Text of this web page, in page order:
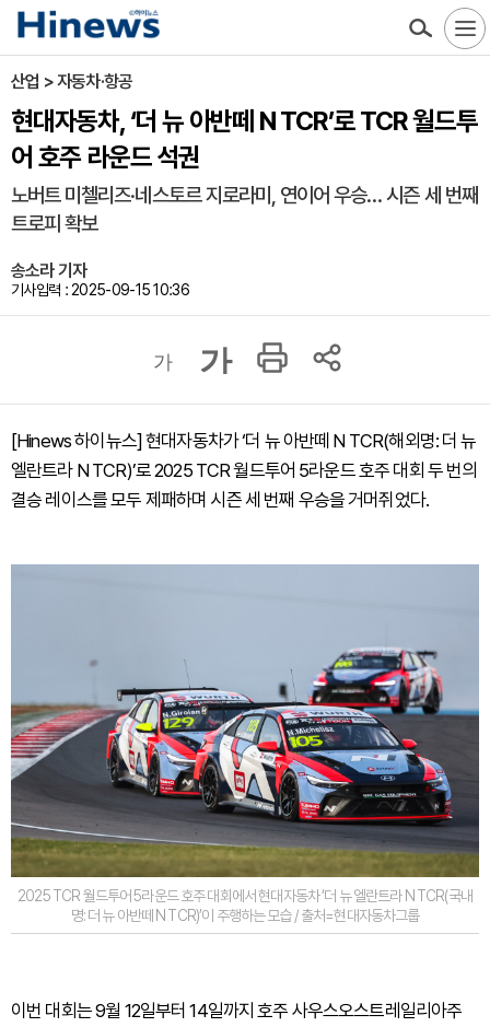
산업 > 자동차·항공
현대자동차, ‘더 뉴 아반떼 N TCR’로 TCR 월드투
어 호주 라운드 석권
노버트 미첼리즈·네스토르 지로라미, 연이어 우승… 시즌 세 번째
트로피 확보
송소라 기자
기사입력 : 2025-09-15 10:36
가 가
[Hinews 하이뉴스] 현대자동차가 ‘더 뉴 아반떼 N TCR(해외명: 더 뉴
엘란트라 N TCR)’로 2025 TCR 월드투어 5라운드 호주 대회 두 번의
결승 레이스를 모두 제패하며 시즌 세 번째 우승을 거머쥐었다.
2025 TCR 월드투어 5라운드 호주 대회에서 현대자동차 ‘더 뉴 엘란트라 N TCR(국내
명: 더 뉴 아반떼 N TCR)’이 주행하는 모습 / 출처=현대자동차그룹
이번 대회는 9월 12일부터 14일까지 호주 사우스오스트레일리아주